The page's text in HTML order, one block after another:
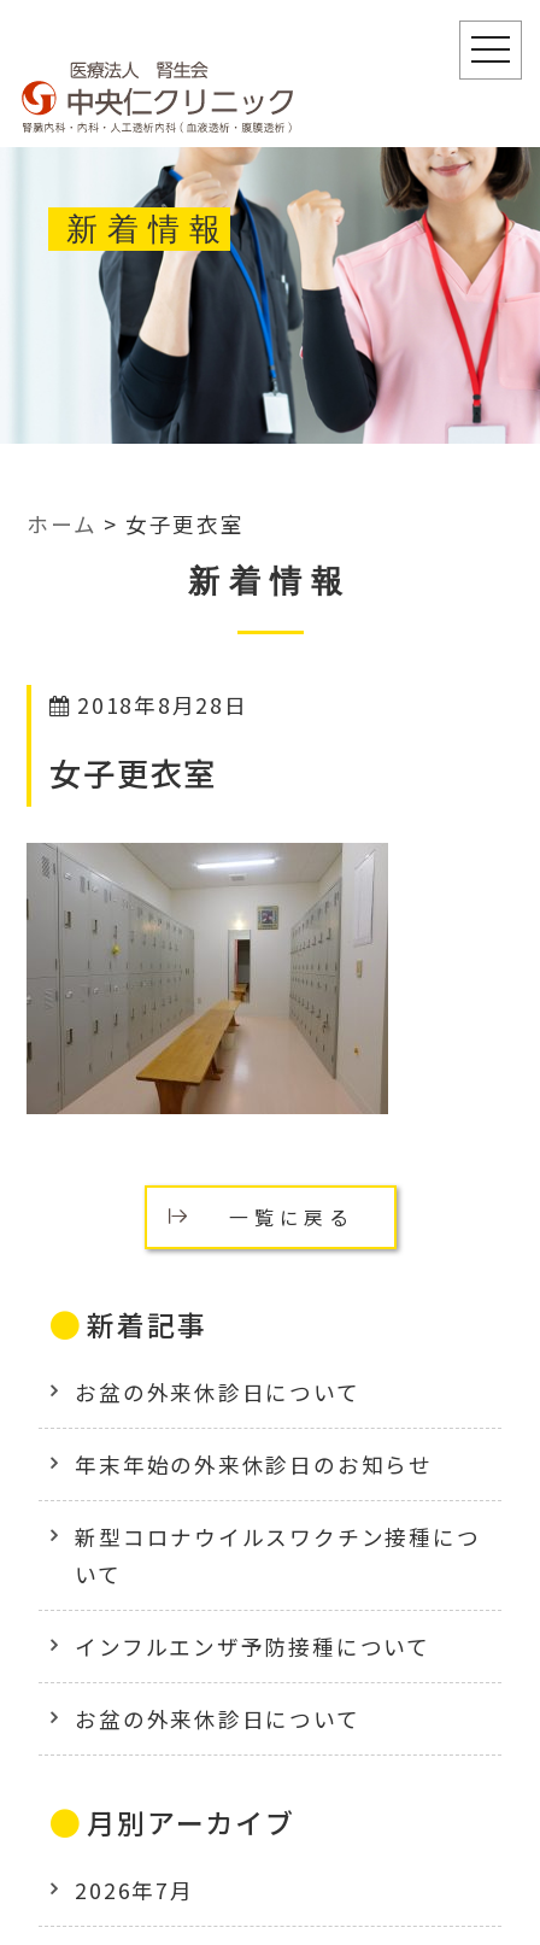
新着情報
ホーム > 女子更衣室
新着情報
2018年8月28日
女子更衣室
一覧に戻る
新着記事
お盆の外来休診日について
年末年始の外来休診日のお知らせ
新型コロナウイルスワクチン接種につ
いて
インフルエンザ予防接種について
お盆の外来休診日について
月別アーカイブ
2026年7月